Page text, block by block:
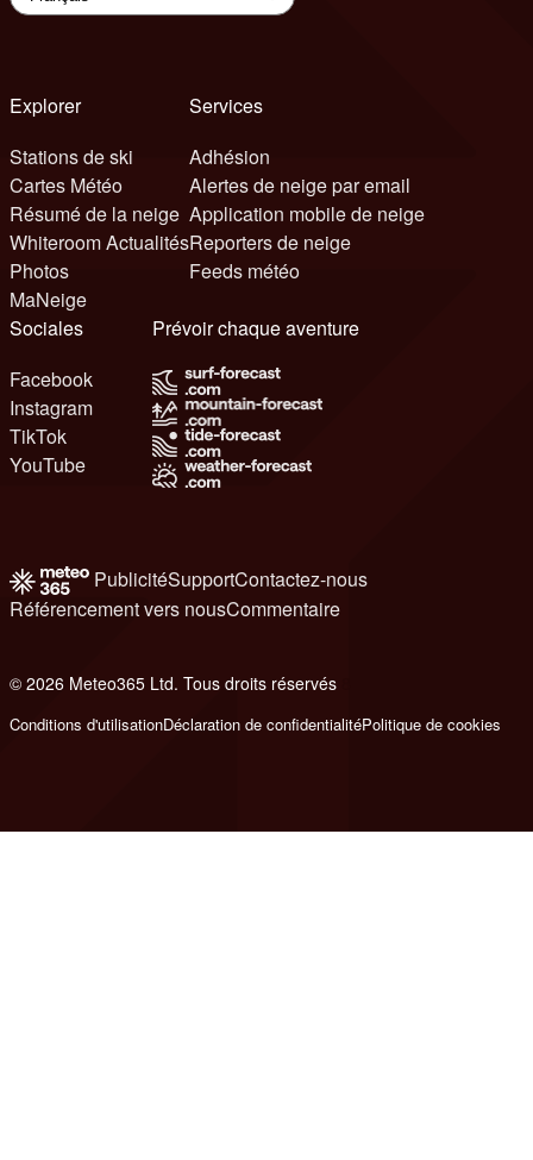
Explorer
Stations de ski
Cartes Météo
Résumé de la neige
Whiteroom Actualités
Photos
MaNeige
Services
Adhésion
Alertes de neige par email
Application mobile de neige
Reporters de neige
Feeds météo
Sociales
Facebook
Instagram
TikTok
YouTube
Prévoir chaque aventure
PublicitéSupportContactez-nous
Référencement vers nousCommentaire
© 2026 Meteo365 Ltd. Tous droits réservés
Conditions d'utilisationDéclaration de confidentialitéPolitique de cookies